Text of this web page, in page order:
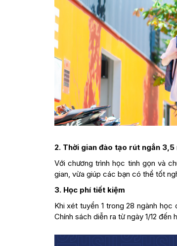
2. Thời gian đào tạo rút ngắn 3,5
Với chương trình học tinh gọn và
gian, vừa giúp các bạn có thể tốt
3. Học phí tiết kiệm
Khi xét tuyển 1 trong 28 ngành
Chính sách diễn ra từ ngày 1/12